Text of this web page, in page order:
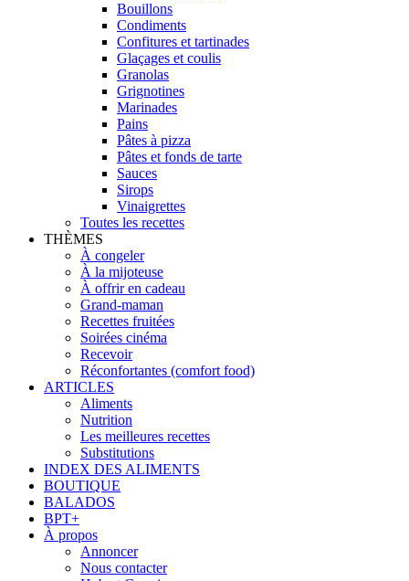
Bouillons
Condiments
Confitures et tartinades
Glaçages et coulis
Granolas
Grignotines
Marinades
Pains
Pâtes à pizza
Pâtes et fonds de tarte
Sauces
Sirops
Vinaigrettes
Toutes les recettes
THÈMES
À congeler
À la mijoteuse
À offrir en cadeau
Grand-maman
Recettes fruitées
Soirées cinéma
Recevoir
Réconfortantes (comfort food)
ARTICLES
Aliments
Nutrition
Les meilleures recettes
Substitutions
INDEX DES ALIMENTS
BOUTIQUE
BALADOS
BPT+
À propos
Annoncer
Nous contacter